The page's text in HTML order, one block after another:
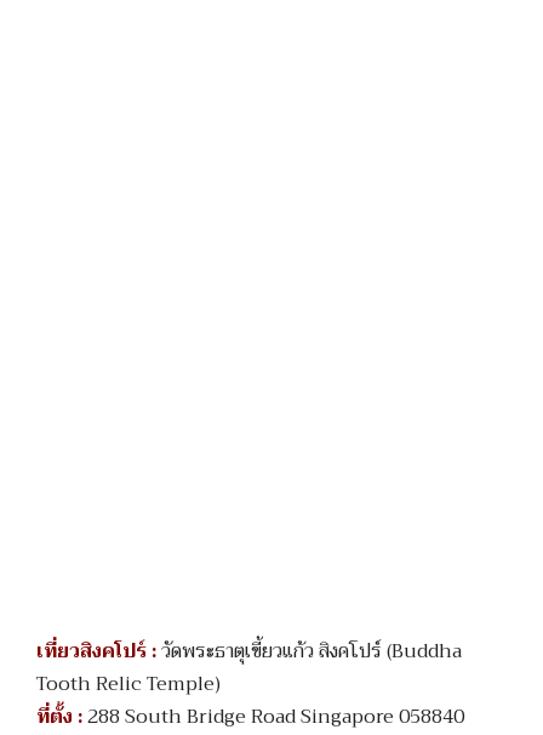
เที่ยวสิงคโปร์ :วัดพระธาตุเขี้ยวแก้ว สิงคโปร์ (Buddha
Tooth Relic Temple)
ที่ตั้ง :288 South Bridge Road Singapore 058840